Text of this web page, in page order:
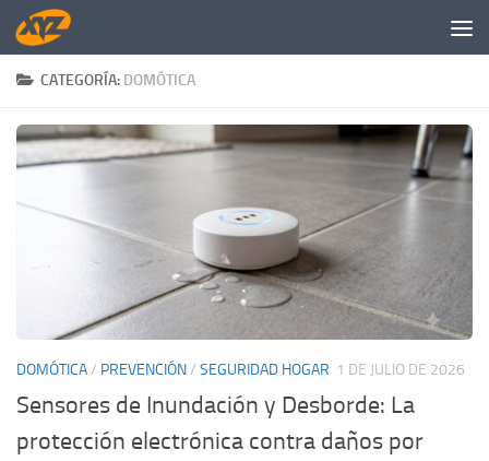
Saltar al contenido
CATEGORÍA: DOMÓTICA
DOMÓTICA/ PREVENCIÓN/ SEGURIDAD HOGAR 1 DE JULIO DE 2026
Sensores de Inundación y Desborde: La
protección electrónica contra daños por